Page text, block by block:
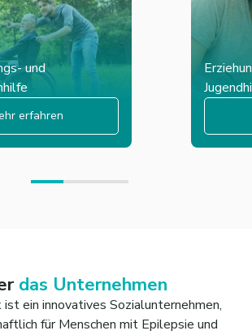
und
erfahren
das Unternehmen
ist ein innovatives Sozialunternehmen,
für Menschen mit Epilepsie und